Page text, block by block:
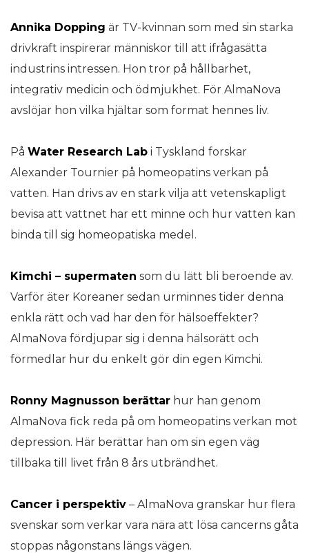
Annika Dopping är TV-kvinnan som med sin starka
drivkraft inspirerar människor till att ifrågasätta
industrins intressen. Hon tror på hållbarhet,
integrativ medicin och ödmjukhet. För AlmaNova
avslöjar hon vilka hjältar som format hennes liv.
På Water Research Lab i Tyskland forskar
Alexander Tournier på homeopatins verkan på
vatten. Han drivs av en stark vilja att vetenskapligt
bevisa att vattnet har ett minne och hur vatten kan
binda till sig homeopatiska medel.
Kimchi – supermaten som du lätt bli beroende av.
Varför äter Koreaner sedan urminnes tider denna
enkla rätt och vad har den för hälsoeffekter?
AlmaNova fördjupar sig i denna hälsorätt och
förmedlar hur du enkelt gör din egen Kimchi.
Ronny Magnusson berättar hur han genom
AlmaNova fick reda på om homeopatins verkan mot
depression. Här berättar han om sin egen väg
tillbaka till livet från 8 års utbrändhet.
Cancer i perspektiv – AlmaNova granskar hur flera
svenskar som verkar vara nära att lösa cancerns gåta
stoppas någonstans längs vägen.